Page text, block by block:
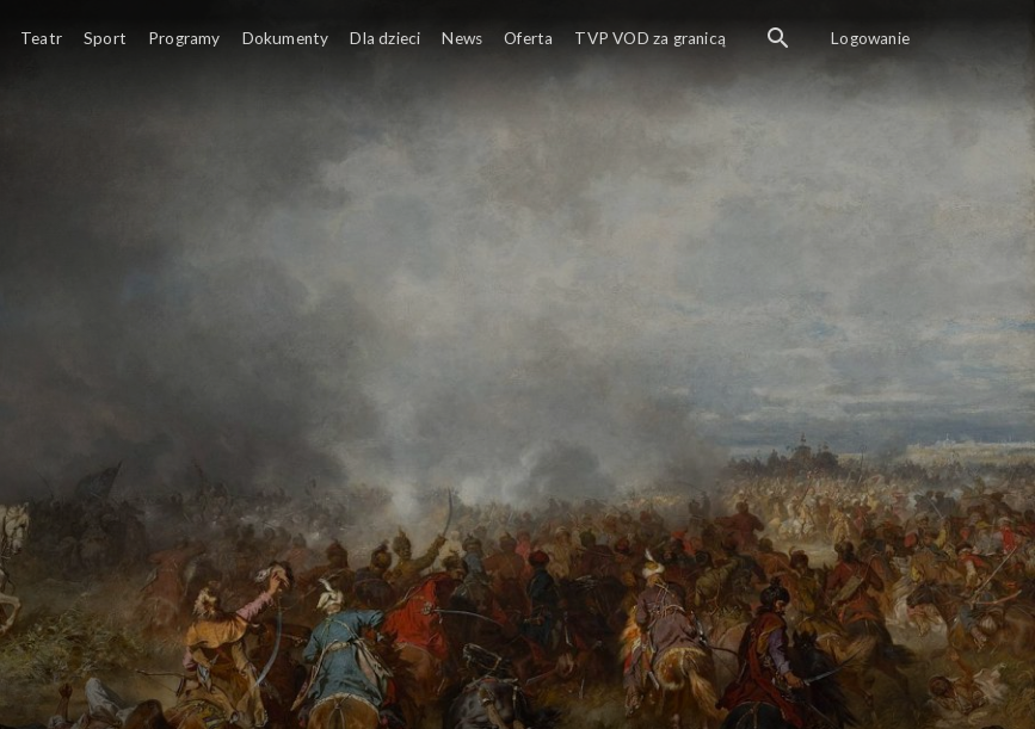
Teatr Sport Programy Dokumenty Dla dzieci News Oferta TVP VOD za granicą Logowanie